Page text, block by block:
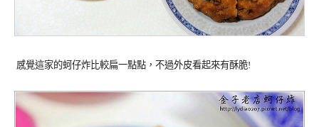
感覺這家的蚵仔炸比較扁一點點，不過外皮看起來有酥脆!